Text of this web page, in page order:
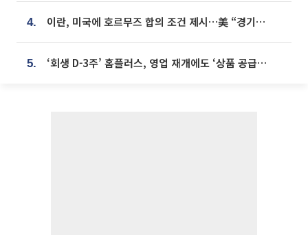
4. 이란, 미국에 호르무즈 합의 조건 제시…美 “경기 아직 안 끝나” [종합]
5. ‘회생 D-3주’ 홈플러스, 영업 재개에도 ‘상품 공급망’ 복구가 생존 관건